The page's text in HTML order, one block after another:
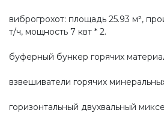
виброгрохот: площадь 25.93 м²,
т/ч, мощность 7 квт * 2.
буферный бункер горячих
взвешиватели горячих
горизонтальный двухвальный